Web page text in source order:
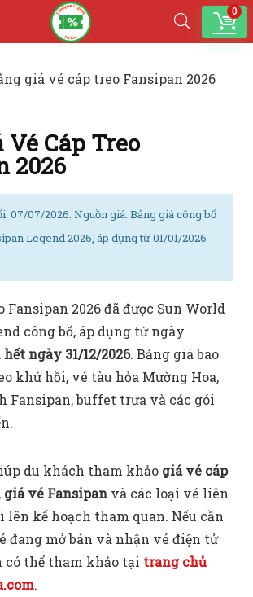
0
giá vé cáp treo Fansipan 2026
Vé Cáp Treo
2026
07/07/2026. Nguồn giá: Bảng giá công bố
Legend 2026, áp dụng từ 01/01/2026
Fansipan 2026 đã được Sun World
công bố, áp dụng từ ngày
hết ngày 31/12/2026. Bảng giá bao
khứ hồi, vé tàu hỏa Mường Hoa,
Fansipan, buffet trưa và các gói
du khách tham khảo giá vé cáp
, giá vé Fansipan và các loại vé liên
lên kế hoạch tham quan. Nếu cần
đang mở bán và nhận vé điện tử
có thể tham khảo tại trang chủ
.